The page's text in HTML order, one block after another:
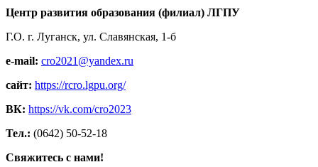
Центр развития образования (филиал) ЛГПУ
Г.О. г. Луганск, ул. Славянская, 1-б
e-mail: cro2021@yandex.ru
сайт: https://rcro.lgpu.org/
ВК: https://vk.com/cro2023
Тел.: (0642) 50-52-18
Свяжитесь с нами!